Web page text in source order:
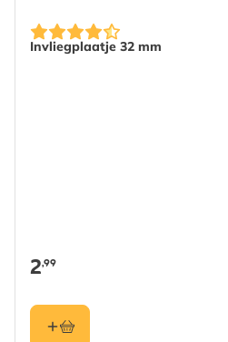
Invliegplaatje 32 mm
2,99